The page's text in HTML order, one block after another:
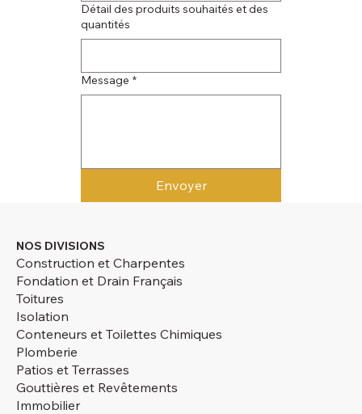
Détail des produits souhaités et des
quantités
Message *
Envoyer
NOS DIVISIONS
Construction et Charpentes
Fondation et Drain Français
Toitures
Isolation
Conteneurs et Toilettes Chimiques
Plomberie
Patios et Terrasses
Gouttières et Revêtements
Immobilier